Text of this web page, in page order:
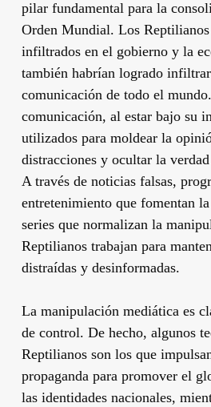
pilar fundamental para la
Orden Mundial. Los
infiltrados en el gobierno y la
también habrían logrado
comunicación de todo el
comunicación, al estar bajo su
utilizados para moldear la
distracciones y ocultar la
A través de noticias falsas,
entretenimiento que fomentan
series que normalizan la
Reptilianos trabajan para
distraídas y desinformadas.
La manipulación mediática es
de control. De hecho, algunos
Reptilianos son los que
propaganda para promover el
las identidades nacionales,